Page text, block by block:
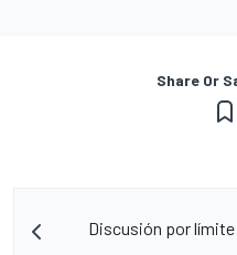
Share Or
Discusión por límite